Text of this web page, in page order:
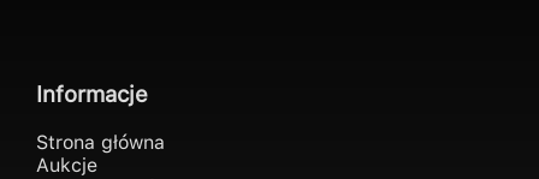
Informacje
Strona główna
Aukcje